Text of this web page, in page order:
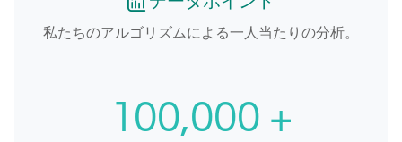
私たちのアルゴリズムによる一人当たりの分析。
100,000 +